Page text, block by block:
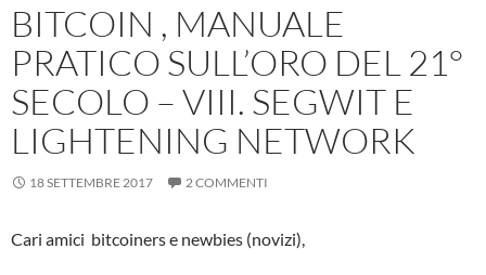
BITCOIN , MANUALE
PRATICO SULL’ORO DEL 21°
SECOLO – VIII. SEGWIT E
LIGHTENING NETWORK
18 SETTEMBRE 2017 2 COMMENTI
Cari amici bitcoiners e newbies (novizi),